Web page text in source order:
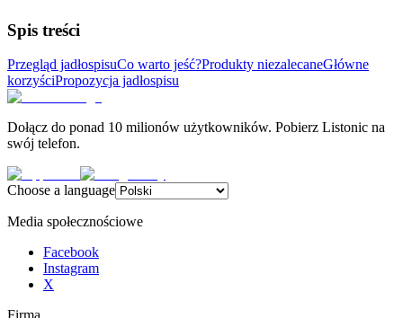
Spis treści
Przegląd jadłospisuCo warto jeść?Produkty niezalecaneGłówne
korzyściPropozycja jadłospisu
Dołącz do ponad 10 milionów użytkowników. Pobierz Listonic na
swój telefon.
Choose a language
Media społecznościowe
Facebook
Instagram
X